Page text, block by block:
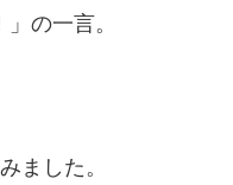
の一言。
ました。